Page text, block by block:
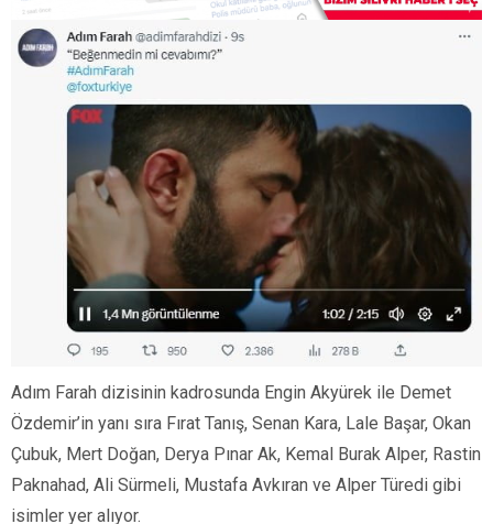
Adım Farah dizisinin kadrosunda Engin Akyürek ile Demet
Özdemir’in yanı sıra Fırat Tanış, Senan Kara, Lale Başar, Okan
Çubuk, Mert Doğan, Derya Pınar Ak, Kemal Burak Alper, Rastin
Paknahad, Ali Sürmeli, Mustafa Avkıran ve Alper Türedi gibi
isimler yer alıyor.